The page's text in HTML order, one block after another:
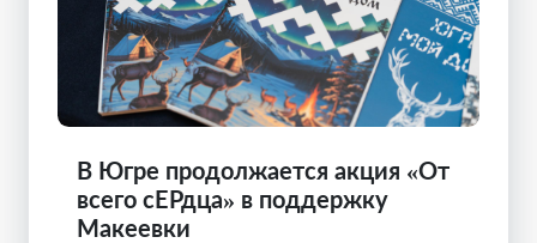
В Югре продолжается акция «От
всего сЕРдца» в поддержку
Макеевки